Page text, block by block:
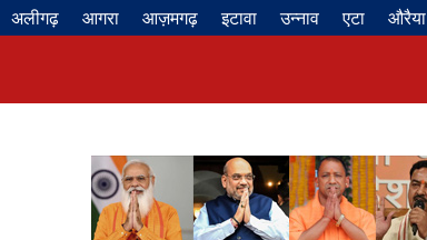
अलीगढ़ आगरा आज़मगढ़ इटावा उन्नाव एटा औरैया